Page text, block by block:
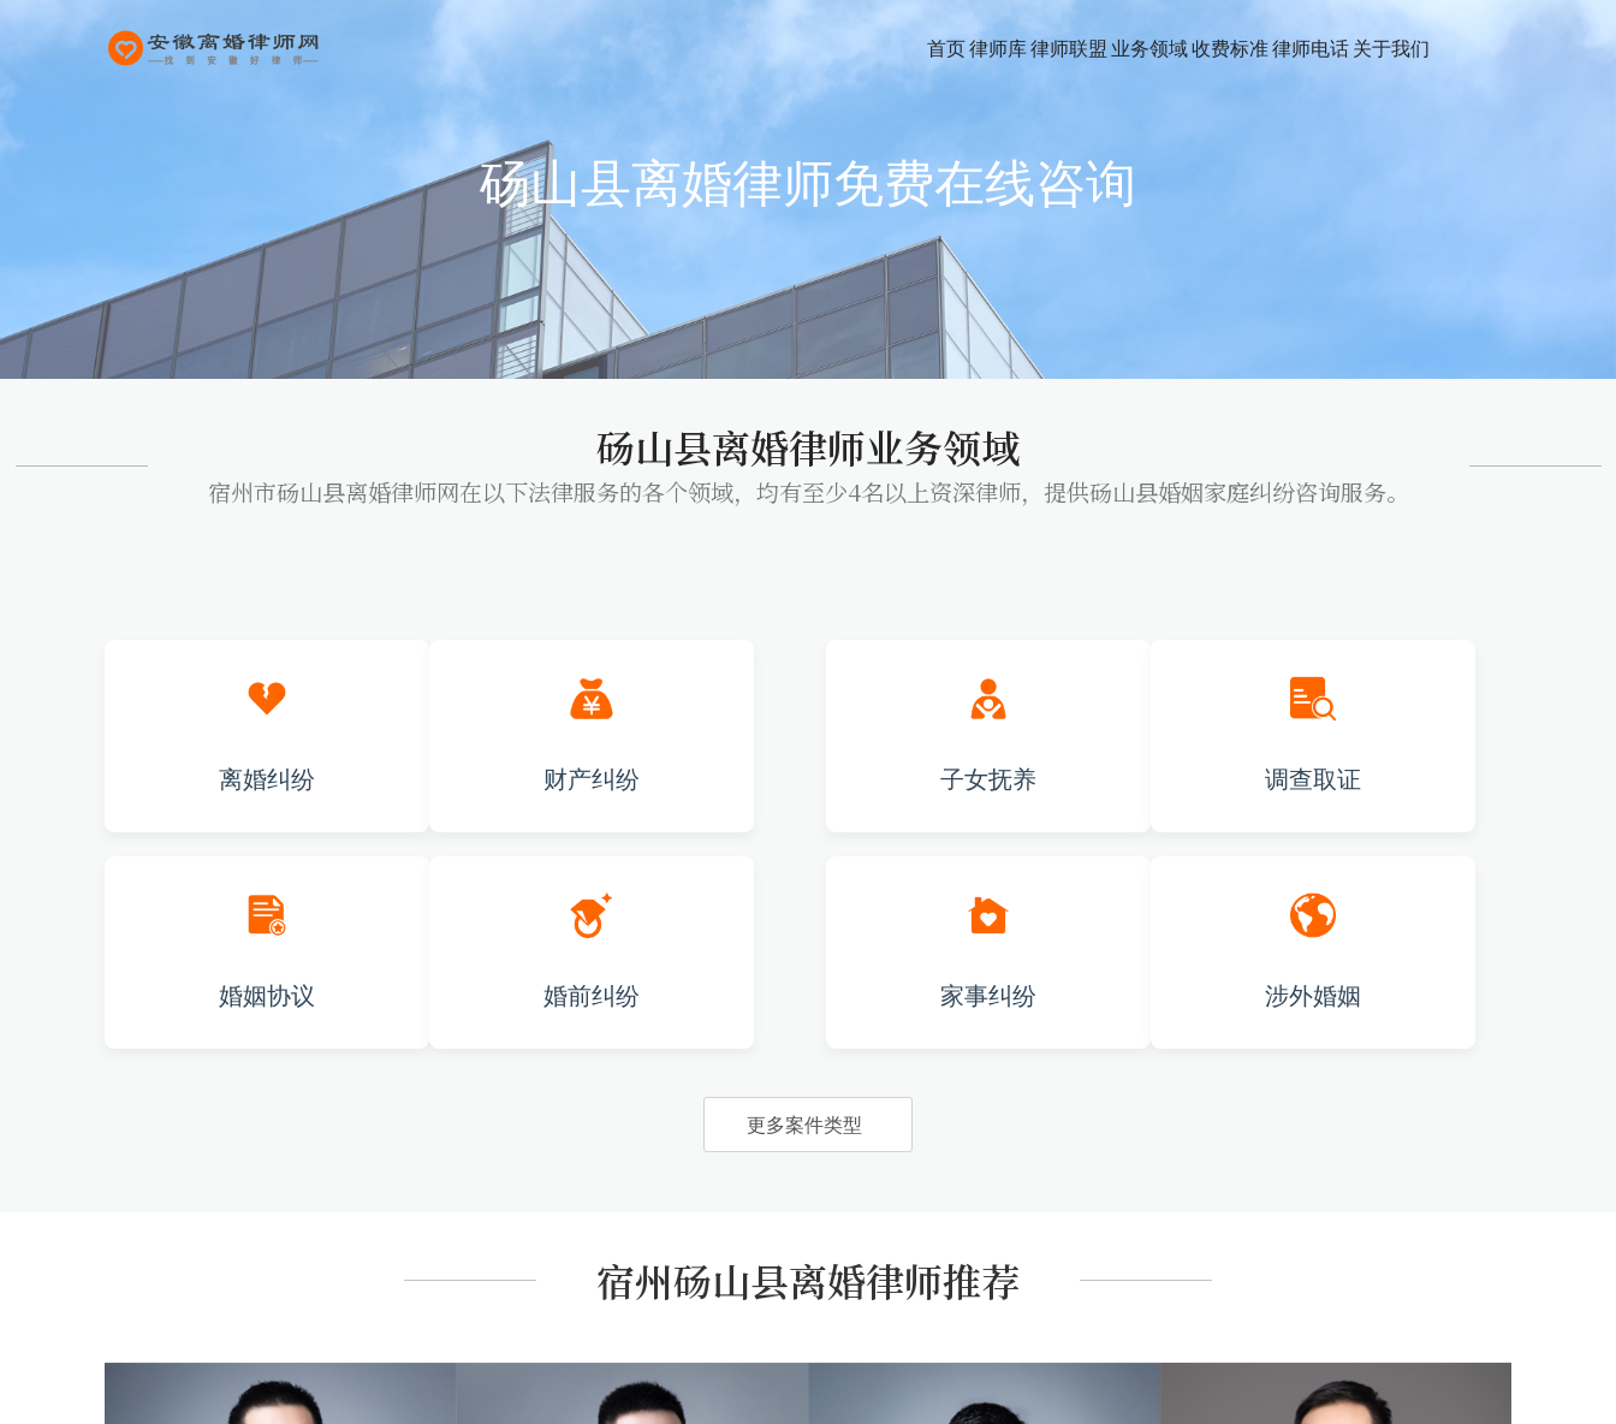
首页律师库律师联盟 业务领域收费标准律师电话 关于我们
砀山县离婚律师免费在线咨询
砀山县离婚律师业务领域
宿州市砀山县离婚律师网在以下法律服务的各个领域，均有至少4名以上资深律师，提供砀山县婚姻家庭纠纷咨询服务。
离婚纠纷 财产纠纷 子女抚养 调查取证
婚姻协议 婚前纠纷 家事纠纷 涉外婚姻
更多案件类型
宿州砀山县离婚律师推荐